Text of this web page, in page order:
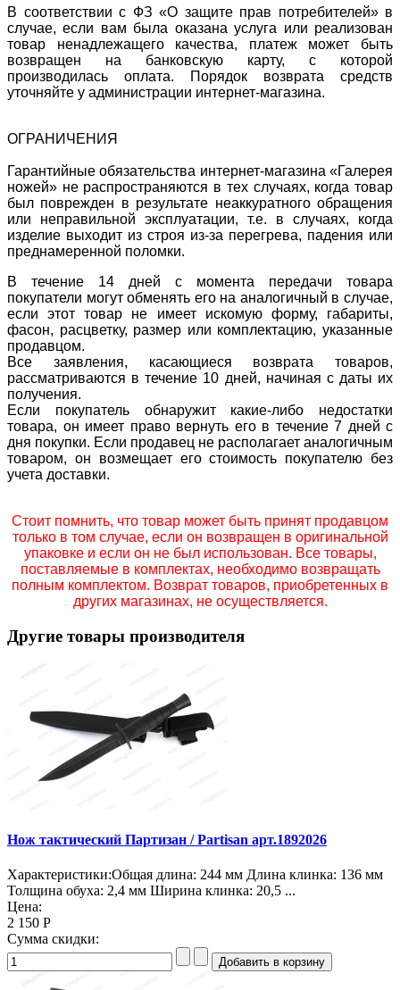
В соответствии с ФЗ «О защите прав потребителей» в
случае, если вам была оказана услуга или реализован
товар ненадлежащего качества, платеж может быть
возвращен на банковскую карту, с которой
производилась оплата. Порядок возврата средств
уточняйте у администрации интернет-магазина.
ОГРАНИЧЕНИЯ
Гарантийные обязательства интернет-магазина «Галерея
ножей» не распространяются в тех случаях, когда товар
был поврежден в результате неаккуратного обращения
или неправильной эксплуатации, т.е. в случаях, когда
изделие выходит из строя из-за перегрева, падения или
преднамеренной поломки.
В течение 14 дней с момента передачи товара
покупатели могут обменять его на аналогичный в случае,
если этот товар не имеет искомую форму, габариты,
фасон, расцветку, размер или комплектацию, указанные
продавцом.
Все заявления, касающиеся возврата товаров,
рассматриваются в течение 10 дней, начиная с даты их
получения.
Если покупатель обнаружит какие-либо недостатки
товара, он имеет право вернуть его в течение 7 дней с
дня покупки. Если продавец не располагает аналогичным
товаром, он возмещает его стоимость покупателю без
учета доставки.
Стоит помнить, что товар может быть принят продавцом
только в том случае, если он возвращен в оригинальной
упаковке и если он не был использован. Все товары,
поставляемые в комплектах, необходимо возвращать
полным комплектом. Возврат товаров, приобретенных в
других магазинах, не осуществляется.
Другие товары производителя
Нож тактический Партизан / Partisan арт.1892026
Характеристики:Общая длина: 244 мм Длина клинка: 136 мм
Толщина обуха: 2,4 мм Ширина клинка: 20,5 ...
Цена:
2 150 Р
Сумма скидки: